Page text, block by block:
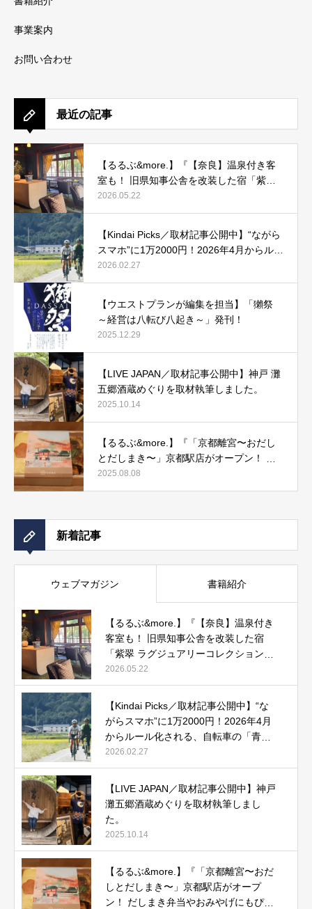
事業案内
お問い合わせ
最近の記事
【るるぶ&more.】『【奈良】温泉付き客
室も！ 旧県知事公舎を改装した宿「紫翠
ラグジュアリーコレクションホテル 奈
良」で贅沢ステイ』
2026.05.22
【Kindai Picks／取材記事公開中】“ながら
スマホ”に1万2000円！2026年4月からルー
ル化される、自転車の「青切符」とは？
2026.02.27
【ウエストプランが編集を担当】「獺祭
～経営は八転び八起き～」発刊！
2025.12.29
【LIVE JAPAN／取材記事公開中】神戸 灘
五郷酒蔵めぐりを取材執筆しました。
2025.10.14
【るるぶ&more.】『「京都離宮〜おだし
とだしまき〜」京都駅店がオープン！ だ
しまき弁当やおみやげにもぴったりな人気
メニューをご紹介』記事公開中
2025.08.08
新着記事
ウェブマガジン 書籍紹介
【るるぶ&more.】『【奈良】温泉付き
客室も！ 旧県知事公舎を改装した宿
「紫翠 ラグジュアリーコレクションホ
テル 奈良」で贅沢ステイ』
2026.05.22
【Kindai Picks／取材記事公開中】“な
がらスマホ”に1万2000円！2026年4月
からルール化される、自転車の「青切
符」とは？
2026.02.27
【LIVE JAPAN／取材記事公開中】神戸
灘五郷酒蔵めぐりを取材執筆しまし
た。
2025.10.14
【るるぶ&more.】『「京都離宮〜おだ
しとだしまき〜」京都駅店がオープ
ン！ だしまき弁当やおみやげにもぴっ